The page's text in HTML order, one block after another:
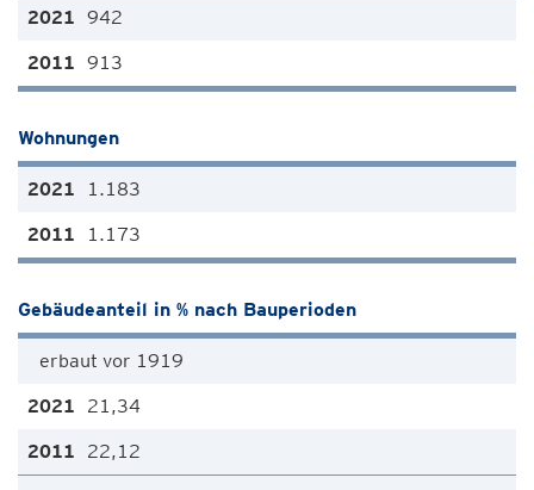
942
913
Wohnungen
1.183
1.173
Gebäudeanteil in % nach Bauperioden
erbaut vor 1919
21,34
22,12